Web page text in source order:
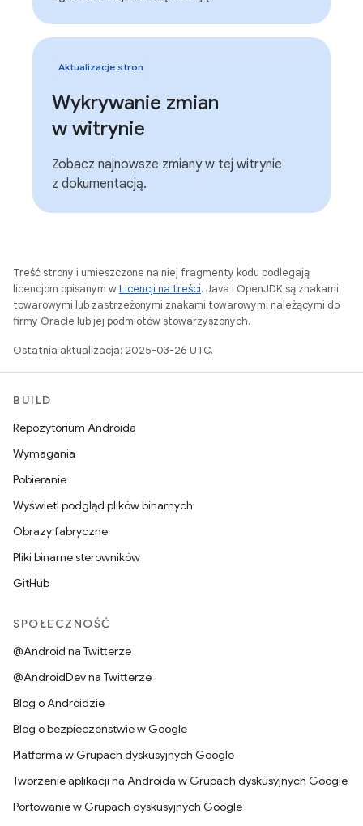
Aktualizacje stron
Wykrywanie zmian
w witrynie
Zobacz najnowsze zmiany w tej witrynie
z dokumentacją.
Treść strony i umieszczone na niej fragmenty kodu podlegają
licencjom opisanym wLicencji na treści. Java i OpenJDK są znakami
towarowymi lub zastrzeżonymi znakami towarowymi należącymi do
firmy Oracle lub jej podmiotów stowarzyszonych.
Ostatnia aktualizacja: 2025-03-26 UTC.
BUILD
Repozytorium Androida
Wymagania
Pobieranie
Wyświetl podgląd plików binarnych
Obrazy fabryczne
Pliki binarne sterowników
GitHub
SPOŁECZNOŚĆ
@Android na Twitterze
@AndroidDev na Twitterze
Blog o Androidzie
Blog o bezpieczeństwie w Google
Platforma w Grupach dyskusyjnych Google
Tworzenie aplikacji na Androida w Grupach dyskusyjnych Google
Portowanie w Grupach dyskusyjnych Google